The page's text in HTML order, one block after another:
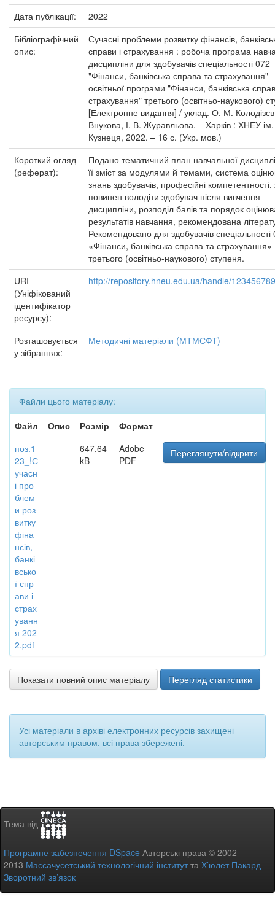
Дата публікації:
2022
Бібліографічний
опис:
Сучасні проблеми розвитку фінансів,
справи і страхування : робоча програма
дисципліни для здобувачів спеціальності 072
"Фінанси, банківська справа та страхування"
освітньої програми "Фінанси, банківська
страхування" третього (освітньо-наукового)
[Електронне видання] / уклад. О. М.
Внукова, І. В. Журавльова. – Харків : ХНЕУ
Кузнеця, 2022. – 16 с. (Укр. мов.)
Короткий огляд
(реферат):
Подано тематичний план навчальної
її зміст за модулями й темами, система
знань здобувачів, професійні
повинен володіти здобувач після вивчення
дисципліни, розподіл балів та порядок
результатів навчання, рекомендована
Рекомендовано для здобувачів спеціальності
«Фінанси, банківська справа та страхування»
третього (освітньо-наукового) ступеня.
URI
(Уніфікований
ідентифікатор
ресурсу):
http://repository.hneu.edu.ua/handle/
Розташовується
у зібраннях:
Методичні матеріали (МТМСФТ)
Файли цього матеріалу:
Файл
Опис Розмір
Формат
поз.1
23_!С
учасн
і про
блем
и роз
витку
фіна
нсів,
банкі
всько
ї спр
ави і
страх
уванн
я 202
2.pdf
647,64
kB
Adobe
PDF
Переглянути/відкрити
Показати повний опис матеріалу Перегляд статистики
Усі матеріали в архіві електронних ресурсів захищені
авторським правом, всі права збережені.
Тема від
Програмне забезпечення DSpace Авторські права © 2002-
2013 Массачусетський технологічний інститутта Х’юлет Пакард -
Зворотний зв’язок